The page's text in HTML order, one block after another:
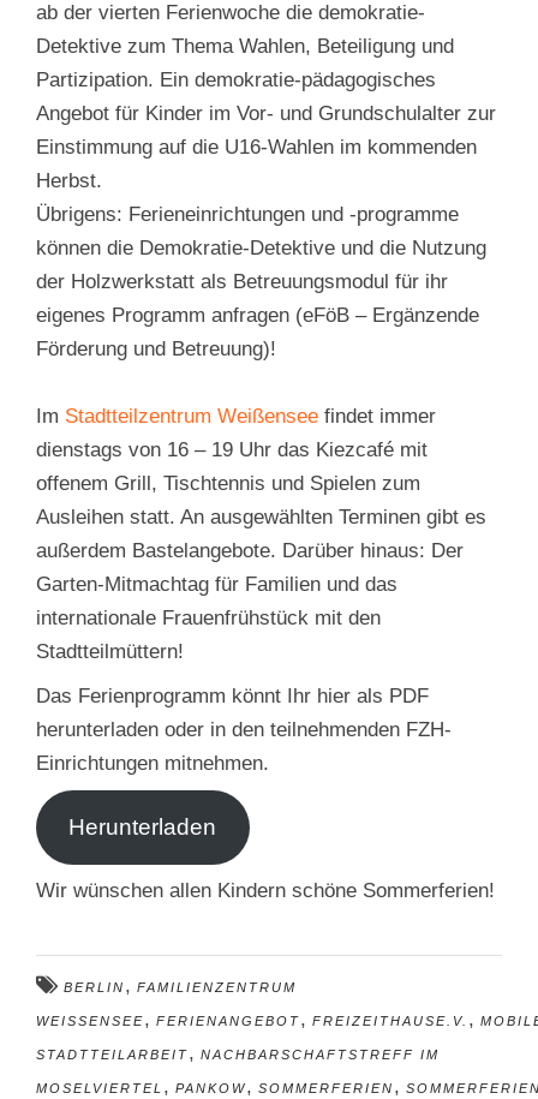
ab der vierten Ferienwoche die demokratie-
Detektive zum Thema Wahlen, Beteiligung und
Partizipation. Ein demokratie-pädagogisches
Angebot für Kinder im Vor- und Grundschulalter zur
Einstimmung auf die U16-Wahlen im kommenden
Herbst.
Übrigens: Ferieneinrichtungen und -programme
können die Demokratie-Detektive und die Nutzung
der Holzwerkstatt als Betreuungsmodul für ihr
eigenes Programm anfragen (eFöB – Ergänzende
Förderung und Betreuung)!
Im Stadtteilzentrum Weißensee findet immer
dienstags von 16 – 19 Uhr das Kiezcafé mit
offenem Grill, Tischtennis und Spielen zum
Ausleihen statt. An ausgewählten Terminen gibt es
außerdem Bastelangebote. Darüber hinaus: Der
Garten-Mitmachtag für Familien und das
internationale Frauenfrühstück mit den
Stadtteilmüttern!
Das Ferienprogramm könnt Ihr hier als PDF
herunterladen oder in den teilnehmenden FZH-
Einrichtungen mitnehmen.
Herunterladen
Wir wünschen allen Kindern schöne Sommerferien!
BERLIN , FAMILIENZENTRUM
WEISSENSEE , FERIENANGEBOT, FREIZEITHAUSE.V. ,
STADTTEILARBEIT, NACHBARSCHAFTSTREFF IM
MOSELVIERTEL , PANKOW, SOMMERFERIEN ,